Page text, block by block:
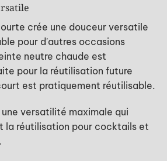
crée une douceur versatile
pour d'autres occasions
neutre chaude est
pour la réutilisation future
est pratiquement réutilisable.
versatilité maximale qui
la réutilisation pour cocktails et